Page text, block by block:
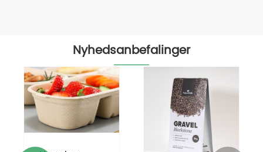
Nyhedsanbefalinger